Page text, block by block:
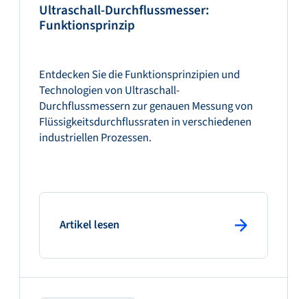
Ultraschall-Durchflussmesser:
Funktionsprinzip
Entdecken Sie die Funktionsprinzipien und
Technologien von Ultraschall-
Durchflussmessern zur genauen Messung von
Flüssigkeitsdurchflussraten in verschiedenen
industriellen Prozessen.
Artikel lesen: primary button